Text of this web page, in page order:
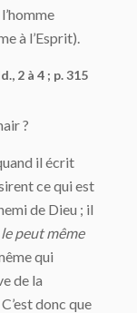
à l’Esprit).
2 à 4 ; p. 315
?
il écrit
ce qui est
de Dieu ; il
peut même
qui
de la
donc que